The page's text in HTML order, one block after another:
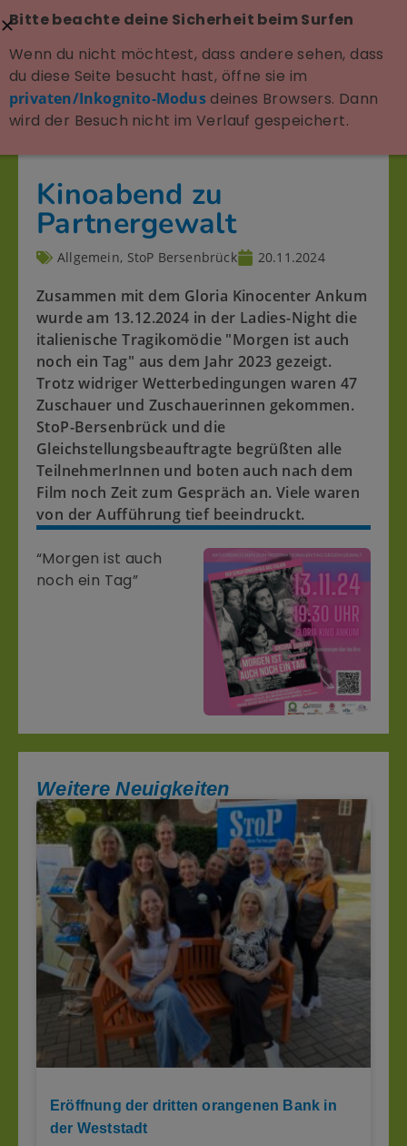
Kinoabend zu
Partnergewalt
Allgemein, StoP Bersenbrück 20.11.2024
Zusammen mit dem Gloria Kinocenter Ankum
wurde am 13.12.2024 in der Ladies-Night die
italienische Tragikomödie "Morgen ist auch
noch ein Tag" aus dem Jahr 2023 gezeigt.
Trotz widriger Wetterbedingungen waren 47
Zuschauer und Zuschauerinnen gekommen.
StoP-Bersenbrück und die
Gleichstellungsbeauftragte begrüßten alle
TeilnehmerInnen und boten auch nach dem
Film noch Zeit zum Gespräch an. Viele waren
von der Aufführung tief beeindruckt.
“Morgen ist auch
noch ein Tag”
Weitere Neuigkeiten
Eröffnung der dritten orangenen Bank in
der Weststadt
Bitte beachte deine Sicherheit beim Surfen
Wenn du nicht möchtest, dass andere sehen, dass
du diese Seite besucht hast, öffne sie im
privaten/Inkognito-Modusdeines Browsers. Dann
wird der Besuch nicht im Verlauf gespeichert.